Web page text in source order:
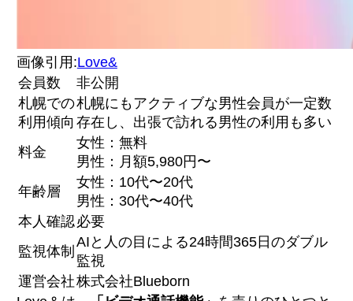
画像引用:Love&
会員数
非公開
札幌での
利用傾向
札幌にもアクティブな男性会員が一定数
存在し、出張で訪れる男性の利用も多い
料金
女性：無料
男性：月額5,980円〜
年齢層
女性：10代〜20代
男性：30代〜40代
本人確認必要
監視体制
AIと人の目による24時間365日のダブル
監視
運営会社株式会社Blueborn